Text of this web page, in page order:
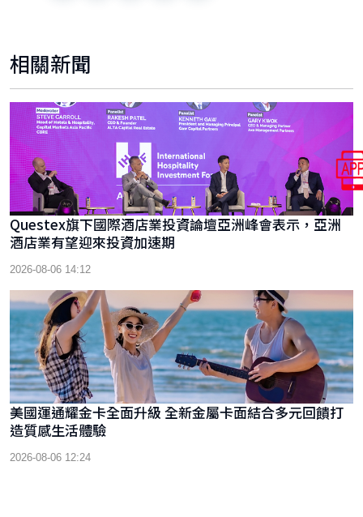
相關新聞
Questex旗下國際酒店業投資論壇亞洲峰會表示，亞洲
酒店業有望迎來投資加速期
2026-08-06 14:12
美國運通耀金卡全面升級 全新金屬卡面結合多元回饋打
造質感生活體驗
2026-08-06 12:24